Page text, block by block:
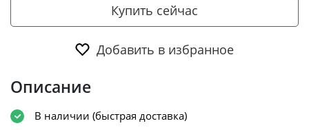
Купить сейчас
Добавить в избранное
Описание
В наличии (быстрая доставка)